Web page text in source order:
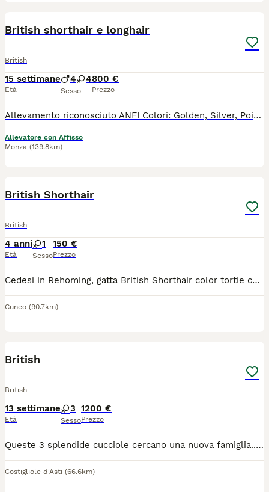
British shorthair e longhair
British
15 settimane
Età
4 4
Sesso
800 €
Prezzo
Allevamento riconosciuto ANFI Colori: Golden, Silver, Point, Tabby Maschi e femmine Il gattino sarà ceduto con : - PEDIGREE ANFI - microchip, - libretto sanitario, - certificato di buona salute - registrazione al ASL - passaggio di proprietà - completamente sverminato - svezzato - completamente vaccinato - start kit kitten (crocchette, umido, gioco, etc) - assistenza post vendita Test negativi di PKD, FELV, FIV sono depositati a ANFI Il prezzo a partire da 800 euro
Allevatore con Affisso
Monza (139.8km)
British Shorthair
British
4 anni
Età
1
Sesso
150 €
Prezzo
Cedesi in Rehoming, gatta British Shorthair color tortie con bianco. Cercasi famiglia per questa splendida gatta, possibilmente senza altri gatti in casa. La gatta è sterilizzata, vaccinata e testata Filf e Felv. Richiesto rimborso spese.
Cuneo (90.7km)
British
British
13 settimane
Età
3
Sesso
1200 €
Prezzo
Queste 3 splendide cucciole cercano una nuova famiglia....la mamma è una british Longhair mentre il papà è un highland straight ( scottish a pelo lungo) verranno cedute con doppia vaccinazione sverminati Microchip e con pedigree ENFI entro l'anno di età c'è l'obbligo di sterilizzazione entrambi i genitori visibili in allevamento e con tutti i test di salute
Costigliole d'Asti (66.6km)